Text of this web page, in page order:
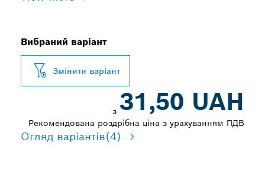
Вибраний варіант
Змінити варіант
з 31,50 UAH
Рекомендована роздрібна ціна з урахуванням ПДВ
Огляд варіантів(4)